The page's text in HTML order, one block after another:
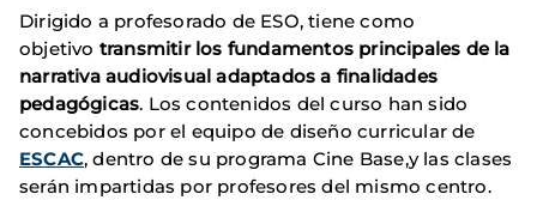
Dirigido a profesorado de ESO, tiene como
objetivo transmitir los fundamentos principales de la
narrativa audiovisual adaptados a finalidades
pedagógicas. Los contenidos del curso han sido
concebidos por el equipo de diseño curricular de
ESCAC, dentro de su programa Cine Base,y las clases
serán impartidas por profesores del mismo centro.